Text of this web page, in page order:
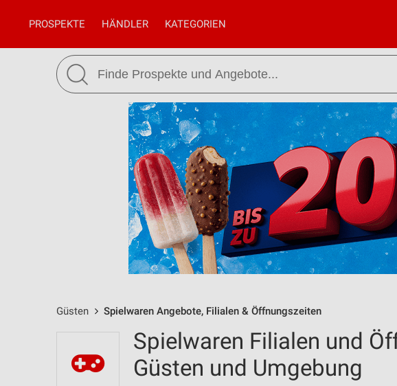
PROSPEKTE HÄNDLER KATEGORIEN
Güsten Spielwaren Angebote, Filialen & Öffnungszeiten
Spielwaren Filialen und
Güsten und Umgebung